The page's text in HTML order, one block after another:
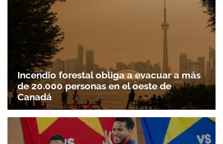
Incendio forestal obliga a evacuar a más
de 20.000 personas en el oeste de
Canadá